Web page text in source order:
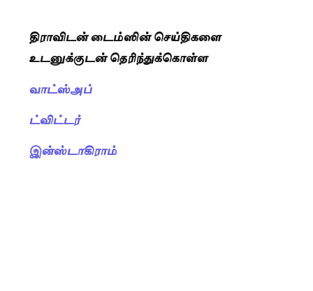
திராவிடன் டைம்ஸின் செய்திகளை
உடனுக்குடன் தெரிந்துக்கொள்ள
வாட்ஸ்அப்
ட்விட்டர்
இன்ஸ்டாகிராம்